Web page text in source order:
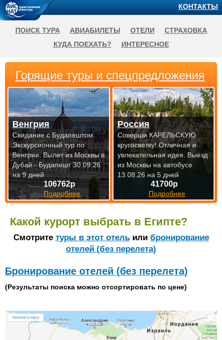
Какой курорт выбрать в Египте?
Cмотрите туры в этот отельили бронирование
отелей (без перелета)
Бронирование отелей (без перелета)
(Результаты поиска можно отсортировать по цене)
Горящие туры и спецпредложения
106762р
Подробнее
Венгрия
Свидание с Будапештом.
Экскурсионный тур по
Венгрии.Вылет из Москвы в
Дубай - Будапешт 30.09.26
на 9 дней
41700р
Подробнее
Россия
Соверши КАРЕЛЬСКУЮ
кругосветку! Отличная и
увлекательная идея. Выезд
из Москвы на автобусе
13.08.26 на 5 дней
КОНТАКТЫ
ПОИСК ТУРА АВИАБИЛЕТЫ ОТЕЛИ
СТРАХОВКА
КУДА ПОЕХАТЬ?
ИНТЕРЕСНОЕ